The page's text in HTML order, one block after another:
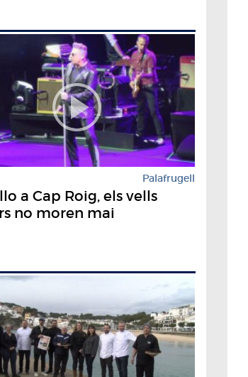
Palafrugell
a Cap Roig, els vells
no moren mai